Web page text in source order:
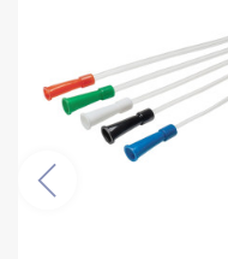
Poprzedni